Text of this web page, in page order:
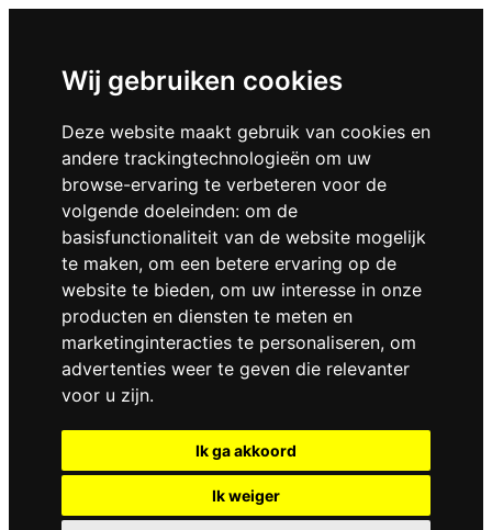
Wij gebruiken cookies
Deze website maakt gebruik van cookies en
andere trackingtechnologieën om uw
browse-ervaring te verbeteren voor de
volgende doeleinden: om de
basisfunctionaliteit van de website mogelijk
te maken, om een betere ervaring op de
website te bieden, om uw interesse in onze
producten en diensten te meten en
marketinginteracties te personaliseren, om
advertenties weer te geven die relevanter
voor u zijn.
Ik ga akkoord
Ik weiger